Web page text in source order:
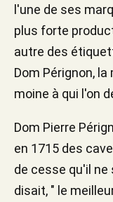
l'une de ses
plus forte
autre des
Dom Pérignon,
moine à qui l'on
Dom Pierre
en 1715 des
de cesse qu'il ne
disait, " le